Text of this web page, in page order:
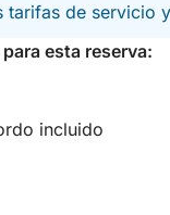
tarifas de servicio
esta reserva:
incluido